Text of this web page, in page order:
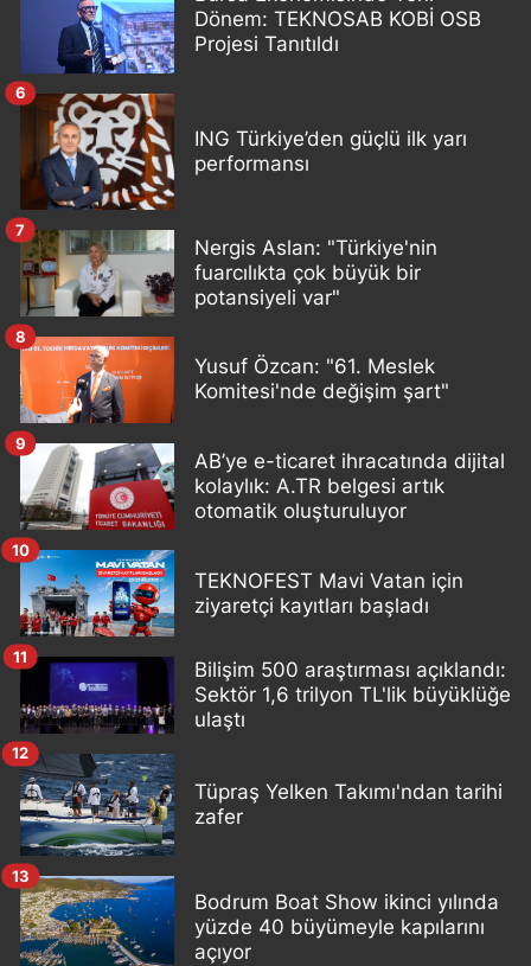
Dönem: TEKNOSAB KOBİ OSB
Projesi Tanıtıldı
ING Türkiye’den güçlü ilk yarı
performansı
6
Nergis Aslan: "Türkiye'nin
fuarcılıkta çok büyük bir
potansiyeli var"
7
Yusuf Özcan: "61. Meslek
Komitesi'nde değişim şart"
8
AB’ye e-ticaret ihracatında dijital
kolaylık: A.TR belgesi artık
otomatik oluşturuluyor
9
TEKNOFEST Mavi Vatan için
ziyaretçi kayıtları başladı
10
Bilişim 500 araştırması açıklandı:
Sektör 1,6 trilyon TL'lik büyüklüğe
ulaştı
11
Tüpraş Yelken Takımı'ndan tarihi
zafer
12
Bodrum Boat Show ikinci yılında
yüzde 40 büyümeyle kapılarını
açıyor
13